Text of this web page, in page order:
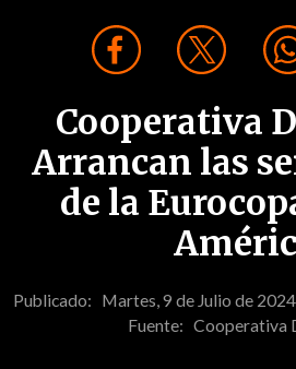
Cooperativa
Arrancan las
de la
Publicado: Martes, 9 de Julio de
Fuente: Cooperativa